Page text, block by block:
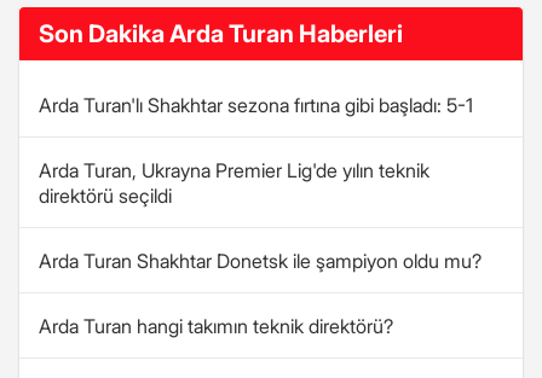
Son Dakika Arda Turan Haberleri
Arda Turan'lı Shakhtar sezona fırtına gibi başladı: 5-1
Arda Turan, Ukrayna Premier Lig'de yılın teknik
direktörü seçildi
Arda Turan Shakhtar Donetsk ile şampiyon oldu mu?
Arda Turan hangi takımın teknik direktörü?